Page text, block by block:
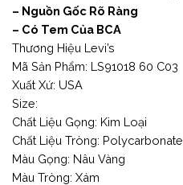
– Nguồn Gốc Rõ Ràng
– Có Tem Của BCA
Thương Hiệu Levi’s
Mã Sản Phẩm: LS91018 60 C03
Xuất Xứ: USA
Size:
Chất Liệu Gọng: Kim Loại
Chất Liệu Tròng: Polycarbonate
Màu Gọng: Nâu Vàng
Màu Tròng: Xám